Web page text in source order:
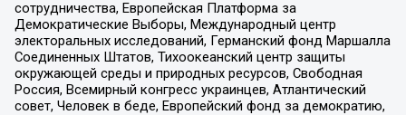
сотрудничества, Европейская Платформа за
Демократические Выборы, Международный центр
электоральных исследований, Германский фонд Маршалла
Соединенных Штатов, Тихоокеанский центр защиты
окружающей среды и природных ресурсов, Свободная
Россия, Всемирный конгресс украинцев, Атлантический
совет, Человек в беде, Европейский фонд за демократию,